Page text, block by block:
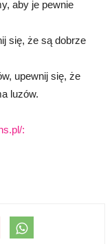
aby je pewnie
się, że są dobrze
upewnij się, że
luzów.
: